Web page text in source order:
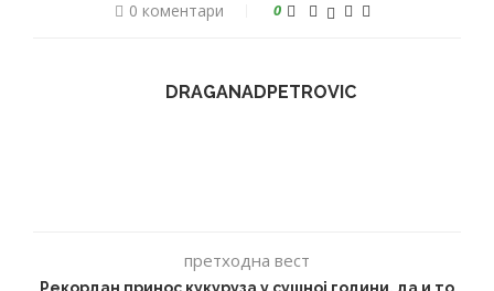
0 коментари 0
DRAGANADPETROVIC
претходна вест